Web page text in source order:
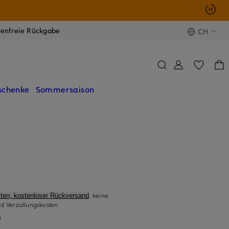
Rückgabe CH
Sommersaison
kostenloser Rückversand, keine
Verzollungskosten